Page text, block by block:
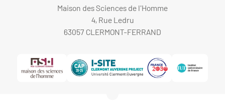
Maison des Sciences de l'Homme
4, Rue Ledru
63057 CLERMONT-FERRAND